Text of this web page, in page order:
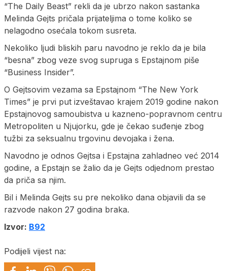
“The Daily Beast” rekli da je ubrzo nakon sastanka
Melinda Gejts pričala prijateljima o tome koliko se
nelagodno osećala tokom susreta.
Nekoliko ljudi bliskih paru navodno je reklo da je bila
“besna” zbog veze svog supruga s Epstajnom piše
“Business Insider”.
O Gejtsovim vezama sa Epstajnom “The New York
Times” je prvi put izveštavao krajem 2019 godine nakon
Epstajnovog samoubistva u kazneno-popravnom centru
Metropoliten u Njujorku, gde je čekao suđenje zbog
tužbi za seksualnu trgovinu devojaka i žena.
Navodno je odnos Gejtsa i Epstajna zahladneo već 2014
godine, a Epstajn se žalio da je Gejts odjednom prestao
da priča sa njim.
Bil i Melinda Gejts su pre nekoliko dana objavili da se
razvode nakon 27 godina braka.
Izvor: B92
Podijeli vijest na: